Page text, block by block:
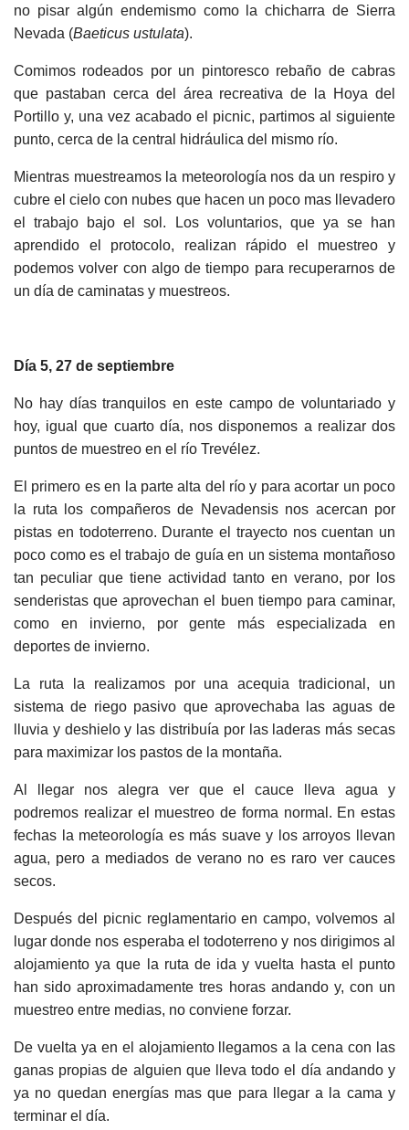
no pisar algún endemismo como la chicharra de Sierra
Nevada (Baeticus ustulata).
Comimos rodeados por un pintoresco rebaño de cabras
que pastaban cerca del área recreativa de la Hoya del
Portillo y, una vez acabado el picnic, partimos al siguiente
punto, cerca de la central hidráulica del mismo río.
Mientras muestreamos la meteorología nos da un respiro y
cubre el cielo con nubes que hacen un poco mas llevadero
el trabajo bajo el sol. Los voluntarios, que ya se han
aprendido el protocolo, realizan rápido el muestreo y
podemos volver con algo de tiempo para recuperarnos de
un día de caminatas y muestreos.
Día 5, 27 de septiembre
No hay días tranquilos en este campo de voluntariado y
hoy, igual que cuarto día, nos disponemos a realizar dos
puntos de muestreo en el río Trevélez.
El primero es en la parte alta del río y para acortar un poco
la ruta los compañeros de Nevadensis nos acercan por
pistas en todoterreno. Durante el trayecto nos cuentan un
poco como es el trabajo de guía en un sistema montañoso
tan peculiar que tiene actividad tanto en verano, por los
senderistas que aprovechan el buen tiempo para caminar,
como en invierno, por gente más especializada en
deportes de invierno.
La ruta la realizamos por una acequia tradicional, un
sistema de riego pasivo que aprovechaba las aguas de
lluvia y deshielo y las distribuía por las laderas más secas
para maximizar los pastos de la montaña.
Al llegar nos alegra ver que el cauce lleva agua y
podremos realizar el muestreo de forma normal. En estas
fechas la meteorología es más suave y los arroyos llevan
agua, pero a mediados de verano no es raro ver cauces
secos.
Después del picnic reglamentario en campo, volvemos al
lugar donde nos esperaba el todoterreno y nos dirigimos al
alojamiento ya que la ruta de ida y vuelta hasta el punto
han sido aproximadamente tres horas andando y, con un
muestreo entre medias, no conviene forzar.
De vuelta ya en el alojamiento llegamos a la cena con las
ganas propias de alguien que lleva todo el día andando y
ya no quedan energías mas que para llegar a la cama y
terminar el día.